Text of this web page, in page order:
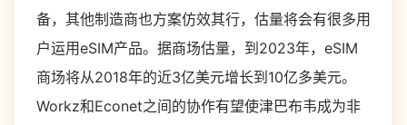
备，其他制造商也方案仿效其行，估量将会有很多用
户运用eSIM产品。据商场估量，到2023年，eSIM
商场将从2018年的近3亿美元增长到10亿多美元。
Workz和Econet之间的协作有望使津巴布韦成为非